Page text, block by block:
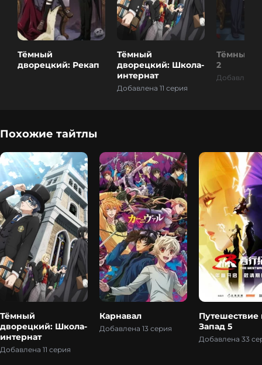
Тёмный
дворецкий: Рекап
Тёмный
дворецкий: Школа-
интернат
Добавлена 11 серия
Тёмный
2
Добавлена
Похожие тайтлы
Тёмный
дворецкий: Школа-
интернат
Добавлена 11 серия
Карнавал
Добавлена 13 серия
Путешествие
Запад 5
Добавлена 33